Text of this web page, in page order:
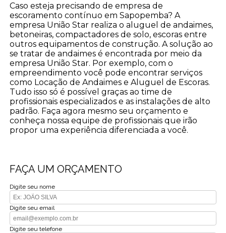
Caso esteja precisando de empresa de
escoramento contínuo em Sapopemba? A
empresa União Star realiza o aluguel de andaimes,
betoneiras, compactadores de solo, escoras entre
outros equipamentos de construção. A solução ao
se tratar de andaimes é encontrada por meio da
empresa União Star. Por exemplo, com o
empreendimento você pode encontrar serviços
como Locação de Andaimes e Aluguel de Escoras.
Tudo isso só é possível graças ao time de
profissionais especializados e as instalações de alto
padrão. Faça agora mesmo seu orçamento e
conheça nossa equipe de profissionais que irão
propor uma experiência diferenciada a você.
FAÇA UM ORÇAMENTO
Digite seu nome
Digite seu email
Digite seu telefone